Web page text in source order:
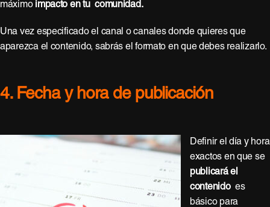
máximo
impacto en tu comunidad.
Una vez especificado el canal o canales donde quieres que
aparezca el contenido, sabrás el formato en que debes realizarlo.
4. Fecha y hora de publicación
Definir el día y hora
exactos en que se
publicará el
contenidoes
básico para